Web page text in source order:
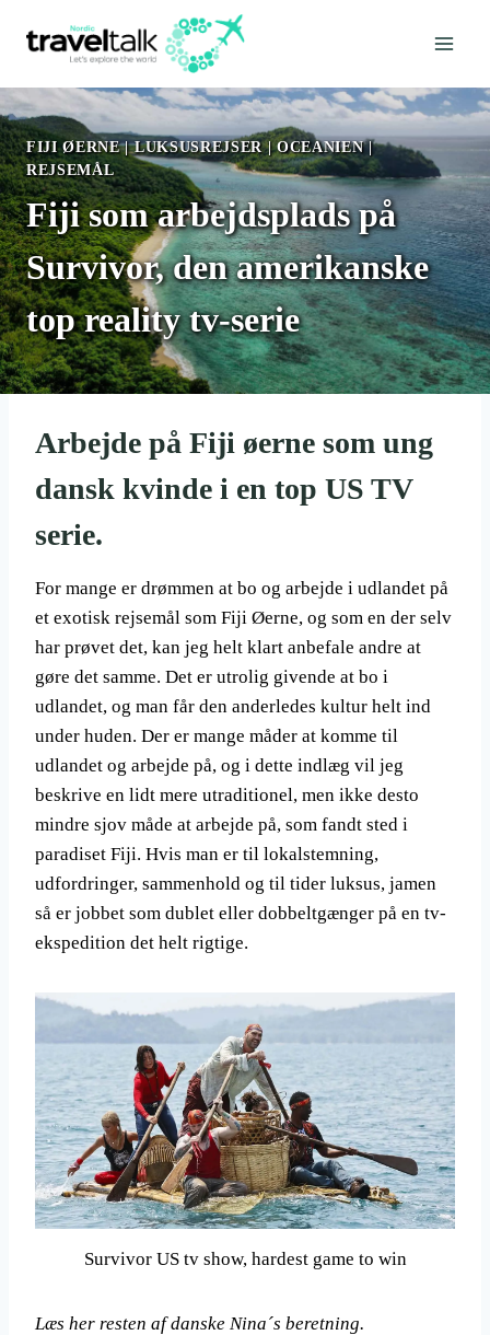
FIJI ØERNE|LUKSUSREJSER|OCEANIEN|
REJSEMÅL
Fiji som arbejdsplads på
Survivor, den amerikanske
top reality tv-serie
Arbejde på Fiji øerne som ung
dansk kvinde i en top US TV
serie.
For mange er drømmen at bo og arbejde i udlandet på
et exotisk rejsemål som Fiji Øerne, og som en der selv
har prøvet det, kan jeg helt klart anbefale andre at
gøre det samme. Det er utrolig givende at bo i
udlandet, og man får den anderledes kultur helt ind
under huden. Der er mange måder at komme til
udlandet og arbejde på, og i dette indlæg vil jeg
beskrive en lidt mere utraditionel, men ikke desto
mindre sjov måde at arbejde på, som fandt sted i
paradiset Fiji. Hvis man er til lokalstemning,
udfordringer, sammenhold og til tider luksus, jamen
så er jobbet som dublet eller dobbeltgænger på en tv-
ekspedition det helt rigtige.
Survivor US tv show, hardest game to win
Læs her resten af danske Nina´s beretning.